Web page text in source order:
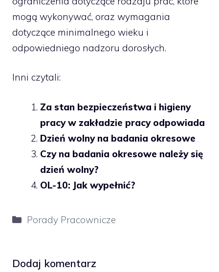
mogą wykonywać, oraz wymagania
dotyczące minimalnego wieku i
odpowiedniego nadzoru dorosłych.
Inni czytali:
Za stan bezpieczeństwa i higieny
pracy w zakładzie pracy odpowiada
Dzień wolny na badania okresowe
Czy na badania okresowe należy się
dzień wolny?
OL-10: Jak wypełnić?
Kategorie
Porady Pracownicze
Dodaj komentarz